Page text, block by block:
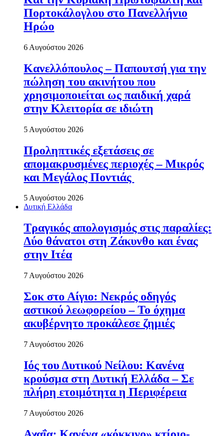
Πορτοκάλογλου στο Πανελλήνιο
Ηρώο
6 Αυγούστου 2026
Κανελλόπουλος – Παπουτσή για την
πώληση του ακινήτου που
χρησιμοποιείται ως παιδική χαρά
στην Κλειτορία σε ιδιώτη
5 Αυγούστου 2026
Προληπτικές εξετάσεις σε
απομακρυσμένες περιοχές – Μικρός
και Μεγάλος Ποντιάς
5 Αυγούστου 2026
Δυτική Ελλάδα
Τραγικός απολογισμός στις παραλίες:
Δύο θάνατοι στη Ζάκυνθο και ένας
στην Ιτέα
7 Αυγούστου 2026
Σοκ στο Αίγιο: Νεκρός οδηγός
αστικού λεωφορείου – Το όχημα
ακυβέρνητο προκάλεσε ζημιές
7 Αυγούστου 2026
Ιός του Δυτικού Νείλου: Κανένα
κρούσμα στη Δυτική Ελλάδα – Σε
πλήρη ετοιμότητα η Περιφέρεια
7 Αυγούστου 2026